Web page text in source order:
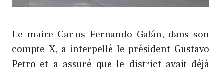
Le maire Carlos Fernando Galán, dans son
compte X, a interpellé le président Gustavo
Petro et a assuré que le district avait déjà